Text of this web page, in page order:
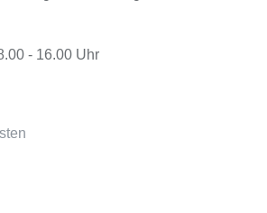
- 16.00 Uhr